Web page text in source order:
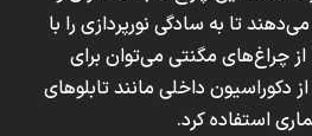
تا به سادگی نورپردازی را با
چراغ‌های مگنتی می‌توان برای
داخلی مانند تابلوهای
استفاده کرد.